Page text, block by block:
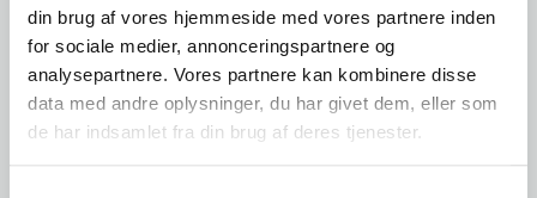
din brug af vores hjemmeside med vores partnere inden
for sociale medier, annonceringspartnere og
analysepartnere. Vores partnere kan kombinere disse
data med andre oplysninger, du har givet dem, eller som
de har indsamlet fra din brug af deres tjenester.
Fortæl os hvilken bil du har
Indtast nummerplade samt km.
Indtast bilens registrerings nr.